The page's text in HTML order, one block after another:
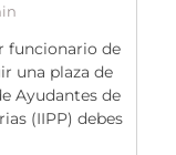
funcionario de
una plaza de
Ayudantes de
(IIPP) debes